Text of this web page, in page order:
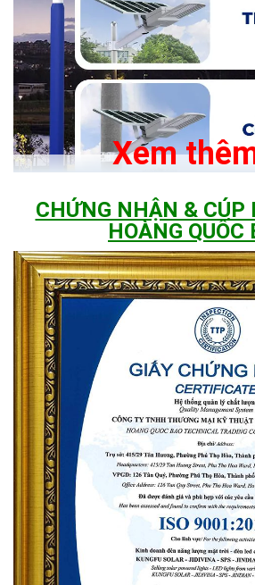
Đèn có thể lắp đặt dễ dàng
Ứng dụng thực tế của đèn
trời 1000w - 2000w
Đèn năng lượng mặt trờicông suất lớn
sản phẩm phù hợp cho những khu vực
rộng, thời gian hoạt động dài và độ bền
này đã được áp dụng phổ biến trong
Chiếu sáng đường giao thông
Giúp tiết kiệm chi phí điện, dễ
kéo dây điện.
Chiếu sáng sân bóng, khu
sáng mạnh, góc chiếu rộng, đảm
cho các hoạt động buổi tối.
Xem
CHỨNG NHẬN & CÚP
HOÀNG QUỐC